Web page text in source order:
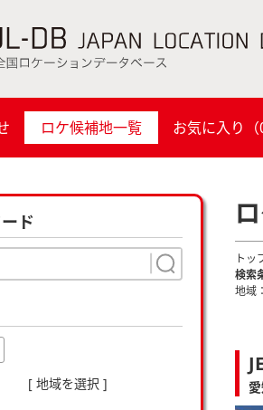
ロケ候補地一覧 お気に入り（
ド
[ 地域を選択 ]
トッ
検索
地域